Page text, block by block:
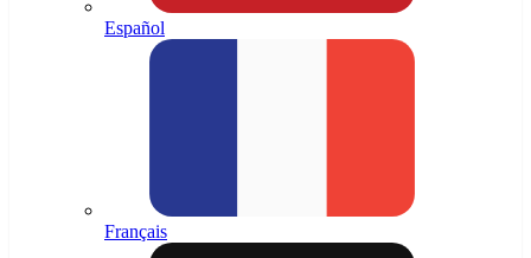
Español
Français